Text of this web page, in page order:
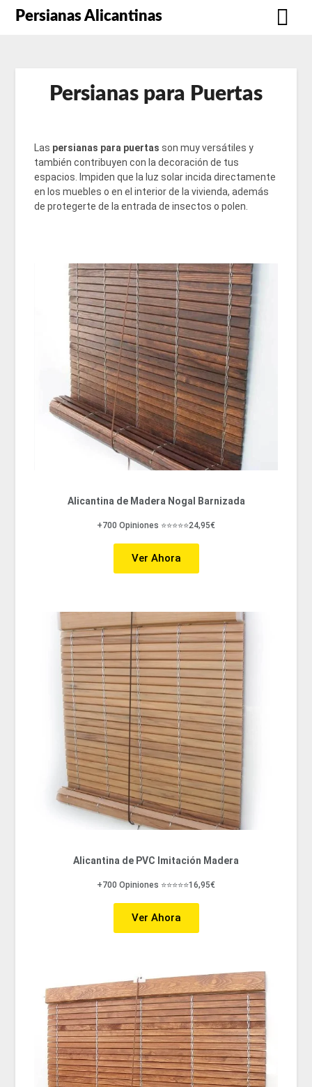
Persianas Alicantinas
Persianas para Puertas
Las persianas para puertas son muy versátiles y
también contribuyen con la decoración de tus
espacios. Impiden que la luz solar incida directamente
en los muebles o en el interior de la vivienda, además
de protegerte de la entrada de insectos o polen.
Alicantina de Madera Nogal Barnizada
+700 Opiniones ⭐⭐⭐⭐⭐24,95€
Ver Ahora
Alicantina de PVC Imitación Madera
+700 Opiniones ⭐⭐⭐⭐⭐16,95€
Ver Ahora